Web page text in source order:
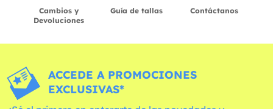
Cambios y
Devoluciones
Guía de tallas Contáctanos
ACCEDE A PROMOCIONES
EXCLUSIVAS*